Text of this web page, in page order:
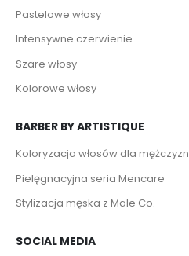
Pastelowe włosy
Intensywne czerwienie
Szare włosy
Kolorowe włosy
BARBER BY ARTISTIQUE
Koloryzacja włosów dla mężczyzn
Pielęgnacyjna seria Mencare
Stylizacja męska z Male Co.
SOCIAL MEDIA